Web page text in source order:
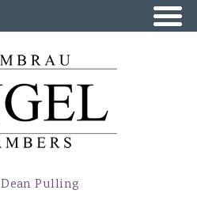
Dean Pulling